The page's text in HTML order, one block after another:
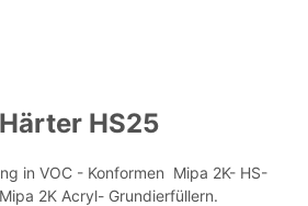
HS25
in VOC - Konformen Mipa 2K- HS-
2K Acryl- Grundierfüllern.